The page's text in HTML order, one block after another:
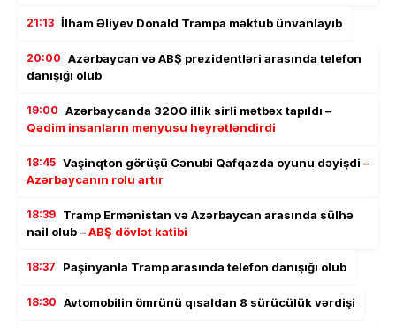
21:13 İlham Əliyev Donald Trampa məktub ünvanlayıb
20:00 Azərbaycan və ABŞ prezidentləri arasında telefon
danışığı olub
19:00 Azərbaycanda 3200 illik sirli mətbəx tapıldı –
Qədim insanların menyusu heyrətləndirdi
18:45 Vaşinqton görüşü Cənubi Qafqazda oyunu dəyişdi –
Azərbaycanın rolu artır
18:39 Tramp Ermənistan və Azərbaycan arasında sülhə
nail olub –ABŞ dövlət katibi
18:37 Paşinyanla Tramp arasında telefon danışığı olub
18:30 Avtomobilin ömrünü qısaldan 8 sürücülük vərdişi